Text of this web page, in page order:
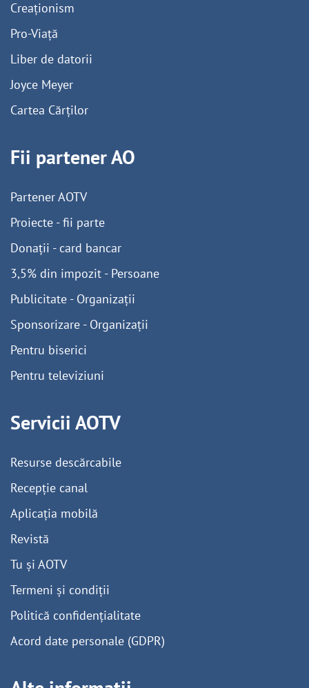
Creaționism
Pro-Viață
Liber de datorii
Joyce Meyer
Cartea Cărților
Fii partener AO
Partener AOTV
Proiecte - fii parte
Donații - card bancar
3,5% din impozit - Persoane
Publicitate - Organizații
Sponsorizare - Organizații
Pentru biserici
Pentru televiziuni
Servicii AOTV
Resurse descărcabile
Recepție canal
Aplicația mobilă
Revistă
Tu și AOTV
Termeni și condiții
Politică confidențialitate
Acord date personale (GDPR)